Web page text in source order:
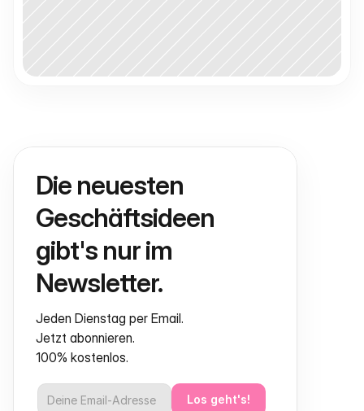
Die neuesten
Geschäftsideen
gibt's nur im
Newsletter.
Jeden Dienstag per Email.
Jetzt abonnieren.
100% kostenlos.
Los geht's!